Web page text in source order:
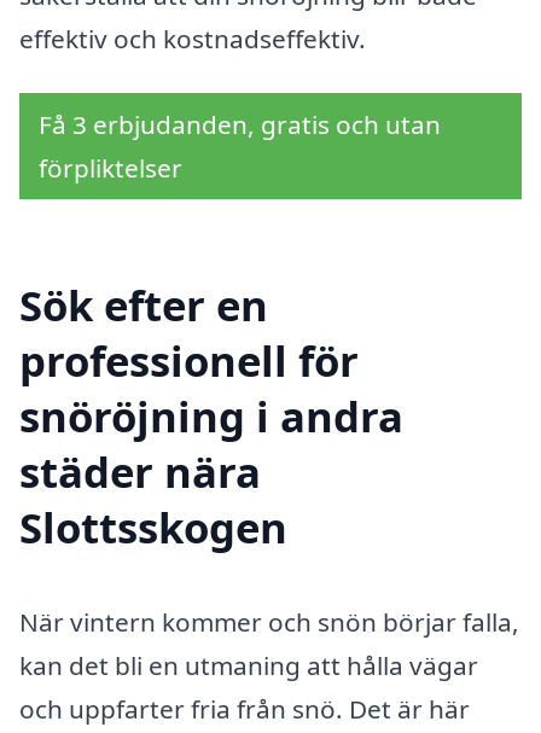
effektiv och kostnadseffektiv.
Få 3 erbjudanden, gratis och utan
förpliktelser
Sök efter en
professionell för
snöröjning i andra
städer nära
Slottsskogen
När vintern kommer och snön börjar falla,
kan det bli en utmaning att hålla vägar
och uppfarter fria från snö. Det är här